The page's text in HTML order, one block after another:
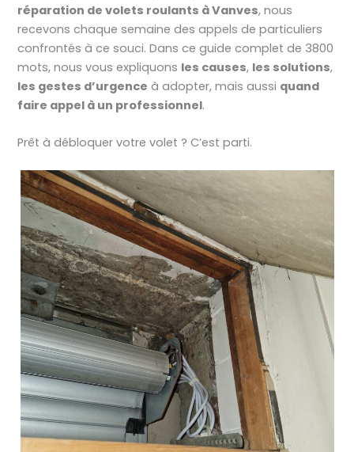
réparation de volets roulants à Vanves, nous
recevons chaque semaine des appels de particuliers
confrontés à ce souci. Dans ce guide complet de 3800
mots, nous vous expliquons les causes, les solutions,
les gestes d’urgence à adopter, mais aussi quand
faire appel à un professionnel.
Prêt à débloquer votre volet ? C’est parti.